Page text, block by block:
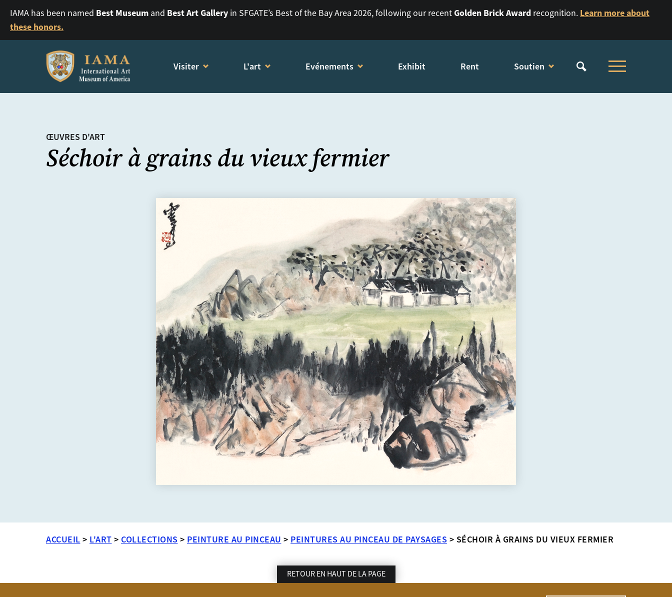
IAMA has been named Best Museum and Best Art Gallery in SFGATE’s Best of the Bay Area 2026, following our recentGolden Brick Award recognition. Learn more about
these honors.
Visiter L'art Evénements Exhibit Rent Soutien
ŒUVRES D'ART
Séchoir à grains du vieux fermier
ACCUEIL > L'ART > COLLECTIONS > PEINTURE AU PINCEAU > PEINTURES AU PINCEAU DE PAYSAGES > SÉCHOIR À GRAINS DU VIEUX FERMIER
RETOUR EN HAUT DE LA PAGE